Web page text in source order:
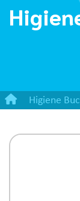
Higiene